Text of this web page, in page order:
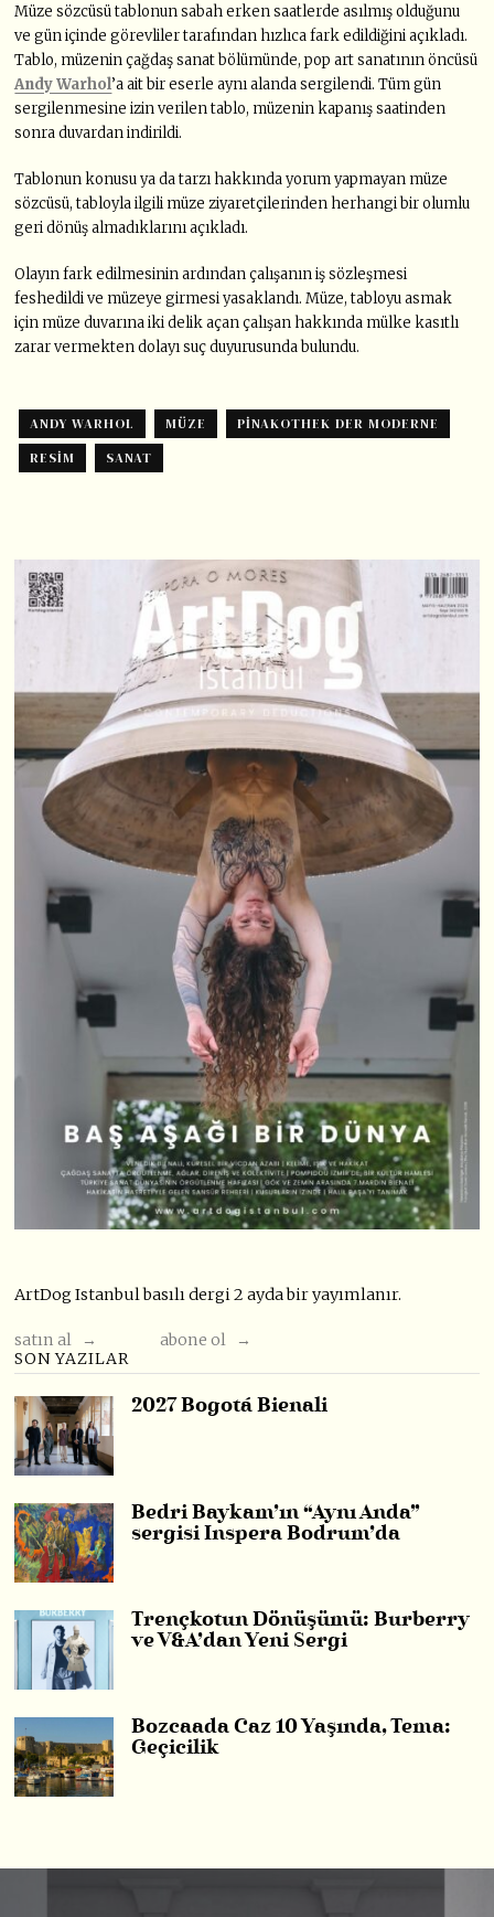
Müze sözcüsü tablonun sabah erken saatlerde asılmış olduğunu
ve gün içinde görevliler tarafından hızlıca fark edildiğini açıkladı.
Tablo, müzenin çağdaş sanat bölümünde, pop art sanatının öncüsü
Andy Warhol’a ait bir eserle aynı alanda sergilendi. Tüm gün
sergilenmesine izin verilen tablo, müzenin kapanış saatinden
sonra duvardan indirildi.
Tablonun konusu ya da tarzı hakkında yorum yapmayan müze
sözcüsü, tabloyla ilgili müze ziyaretçilerinden herhangi bir olumlu
geri dönüş almadıklarını açıkladı.
Olayın fark edilmesinin ardından çalışanın iş sözleşmesi
feshedildi ve müzeye girmesi yasaklandı. Müze, tabloyu asmak
için müze duvarına iki delik açan çalışan hakkında mülke kasıtlı
zarar vermekten dolayı suç duyurusunda bulundu.
ANDY WARHOL MÜZE
PINAKOTHEK DER MODERNE
RESIM
SANAT
ArtDog Istanbul basılı dergi 2 ayda bir yayımlanır.
satın al →
abone ol →
SON YAZILAR
2027 Bogotá Bienali
Bedri Baykam’ın “Aynı Anda”
sergisi Inspera Bodrum’da
Trençkotun Dönüşümü: Burberry
ve V&A’dan Yeni Sergi
Bozcaada Caz 10 Yaşında, Tema:
Geçicilik